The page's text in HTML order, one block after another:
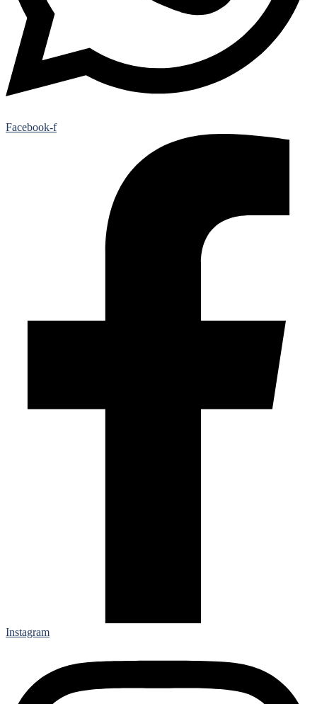
Facebook-f
Instagram